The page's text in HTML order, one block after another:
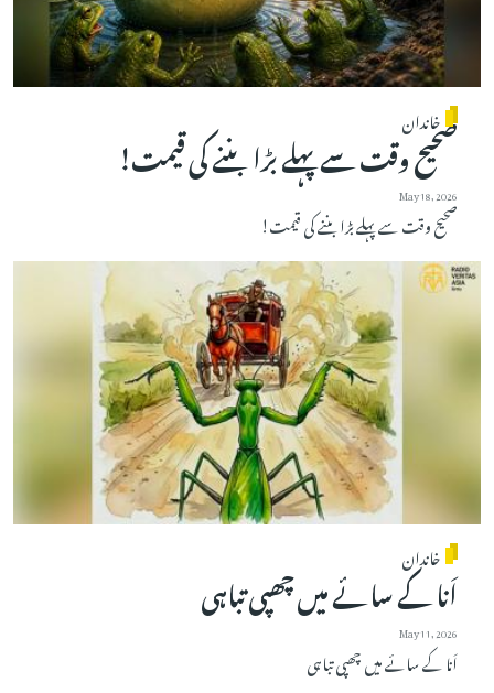
خاندان
صحیح وقت سے پہلے بڑا بننے کی قیمت!
May 18, 2026
صحیح وقت سے پہلے بڑا بننے کی قیمت!
خاندان
اَنا کے سائے میں چھپی تباہی
May 11, 2026
اَنا کے سائے میں چھپی تباہی